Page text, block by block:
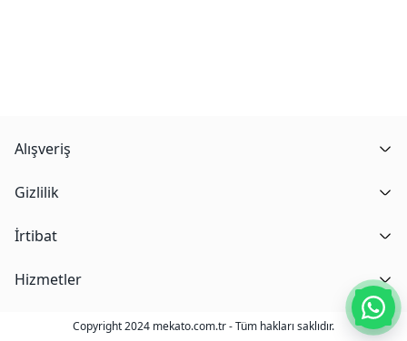
Alışveriş
Gizlilik
İrtibat
Hizmetler
Copyright 2024 mekato.com.tr - Tüm hakları saklıdır.